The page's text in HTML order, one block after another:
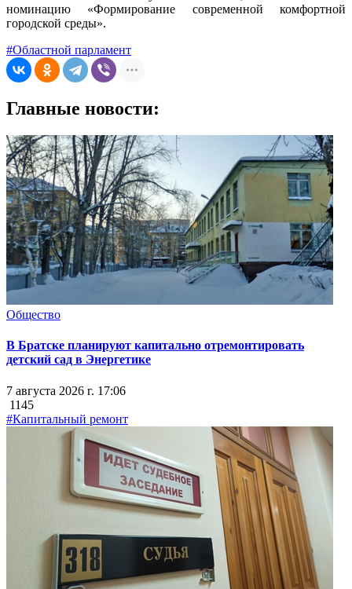
номинацию «Формирование современной комфортной
городской среды».
#Областной парламент
Главные новости:
Общество
В Братске планируют капитально отремонтировать
детский сад в Энергетике
7 августа 2026 г. 17:06
1145
#Капитальный ремонт